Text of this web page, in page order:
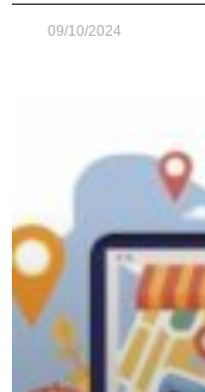
09/10/2024